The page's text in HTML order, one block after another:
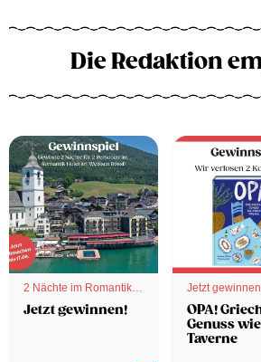
Die Redaktion
2 Nächte im Romantik
Hotel
Jetzt gewinnen!
Jetzt
OPA!
Genuss
Taverne